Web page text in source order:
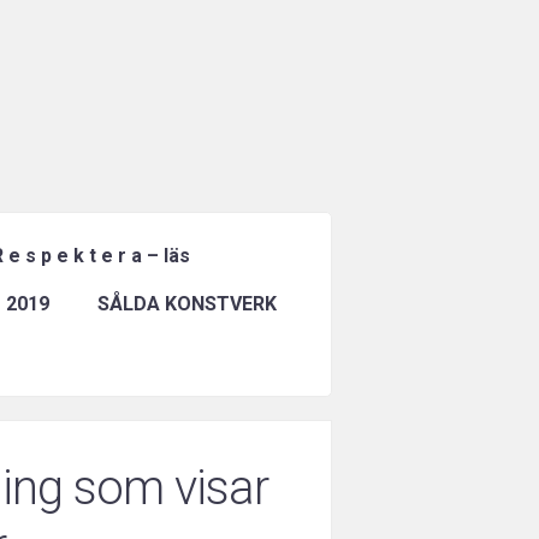
e s p e k t e r a – läs
2019 SÅLDA KONSTVERK
som visar